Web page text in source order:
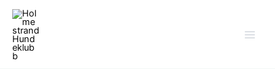
Hopp
rett
innholdet